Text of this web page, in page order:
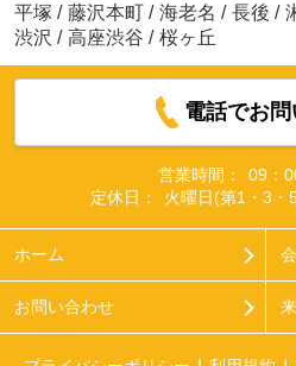
平塚 / 藤沢本町 / 海老名 / 長後 /
渋沢 / 高座渋谷 / 桜ヶ丘
電話でお
営業時間：
09：
定休日：
火曜日(第1・3・
ホーム
お問い合わせ